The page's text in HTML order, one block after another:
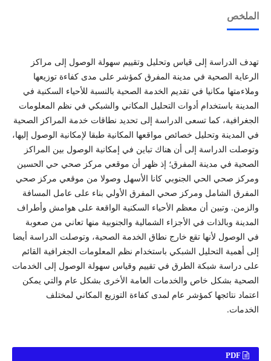
الملخص
تهدف الدراسة إلى قياس وتحليل وتقييم سهولة الوصول إلى مراكز
الرعاية الصحية في مدينة المفرق كمؤشر على مدى كفاءة توزيعها
وملاءمتها مكانيا في تقديم الخدمة الصحية بالنسبة للأحياء السكنية في
المدينة باستخدام أدوات التحليل المكاني والشبكي في نظم المعلومات
الجغرافية، كما تسعى الدراسة إلى تحديد نطاقات خدمة المراكز الصحية
في المدينة وتحليل خصائص مواقعها المكانية طبقا لإمكانية الوصول إليها،
وتوصلت الدراسة إلى أن هناك تباين في إمكانية الوصول بين المراكز
الصحية في مدينة المفرق؛ إذ ظهر أن موقعي مركز صحي حي الحسين
ومركز صحي الحي الجنوبي كانا الأسهل وصولا من موقعي مركز صحي
المفرق الشامل ومركز صحي المفرق الأولي بناء على عامل المسافة
والزمن. وتبين أن معظم الأحياء السكنية الواقعة على هوامش وأطراف
المدينة وبالذات في الأجزاء الشمالية والجنوبية منها تعاني من صعوبة
في الوصول لأنها تقع خارج نطاق الخدمة الصحية، وتوصلت الدراسة أيضا
إلى أهمية التحليل الشبكي باستخدام نظم المعلومات الجغرافية القائم
على دراسة شبكة الطرق في تقييم وقياس سهولة الوصول إلى الخدمات
الصحية بشكل خاص والخدمات العامة الأخرى بشكل عام والتي يمكن
اعتماد نتائجها كمؤشر عام لمدى كفاءة التوزيع المكاني لمختلف
الخدمات.
PDF